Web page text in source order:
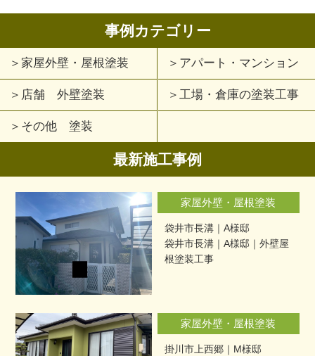
事例カテゴリー
家屋外壁・屋根塗装 アパート・マンション
店舗 外壁塗装 工場・倉庫の塗装工事
その他 塗装
最新施工事例
家屋外壁・屋根塗装
袋井市長溝｜A様邸
袋井市長溝｜A様邸｜外壁屋
根塗装工事
家屋外壁・屋根塗装
掛川市上西郷｜M様邸